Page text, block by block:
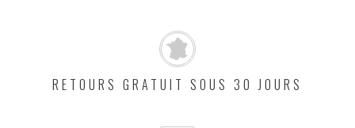
RETOURS GRATUIT SOUS 30 JOURS